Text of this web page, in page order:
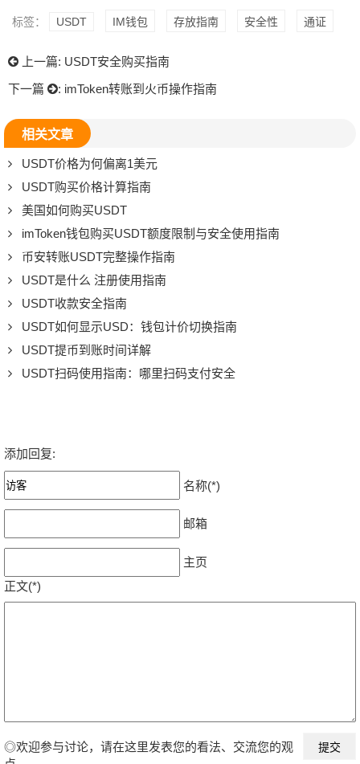
标签： USDT IM钱包 存放指南 安全性 通证
上一篇: USDT安全购买指南
下一篇
: imToken转账到火币操作指南
相关文章
USDT价格为何偏离1美元
USDT购买价格计算指南
美国如何购买USDT
imToken钱包购买USDT额度限制与安全使用指南
币安转账USDT完整操作指南
USDT是什么 注册使用指南
USDT收款安全指南
USDT如何显示USD：钱包计价切换指南
USDT提币到账时间详解
USDT扫码使用指南：哪里扫码支付安全
添加回复:
名称(*)
邮箱
主页
正文(*)
◎欢迎参与讨论，请在这里发表您的看法、交流您的观